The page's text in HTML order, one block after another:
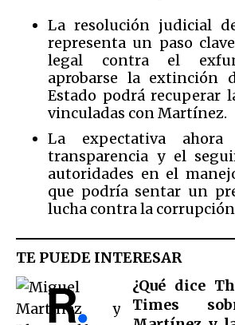
La resolución judicial
representa un paso
legal contra el
aprobarse la extinción
Estado podrá recuperar
vinculadas con Martínez.
La expectativa
transparencia y el
autoridades en el
que podría sentar un
lucha contra la
TE PUEDE INTERESAR
¿Qué dice
Times